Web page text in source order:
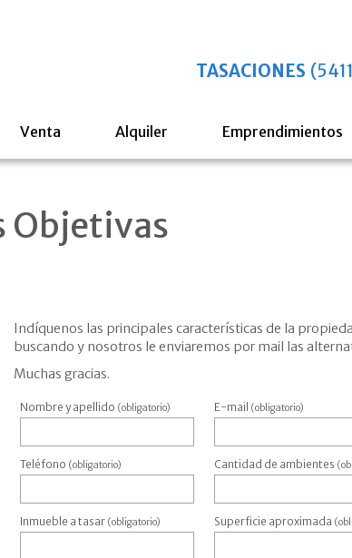
TASACIONES
Venta Alquiler Emprendimientos
Objetivas
Indíquenos las principales características de la
buscando y nosotros le enviaremos por mail las
Muchas gracias.
Nombre y apellido (obligatorio)
Teléfono (obligatorio)
Inmueble a tasar (obligatorio)
E-mail (obligatorio)
Cantidad de ambientes
Superficie aproximada